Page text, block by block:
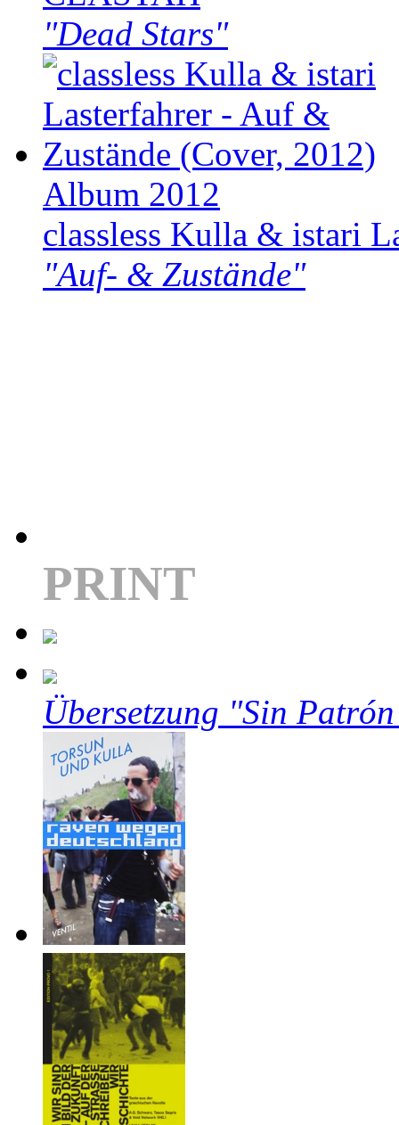
"Dead Stars"
Album 2012
classless Kulla & istari
"Auf- & Zustände"
PRINT
Übersetzung "Sin